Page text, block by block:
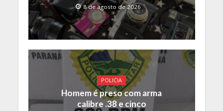
8 de agosto de 2026
POLICIA
Homem é preso com arma
calibre .38 e cinco